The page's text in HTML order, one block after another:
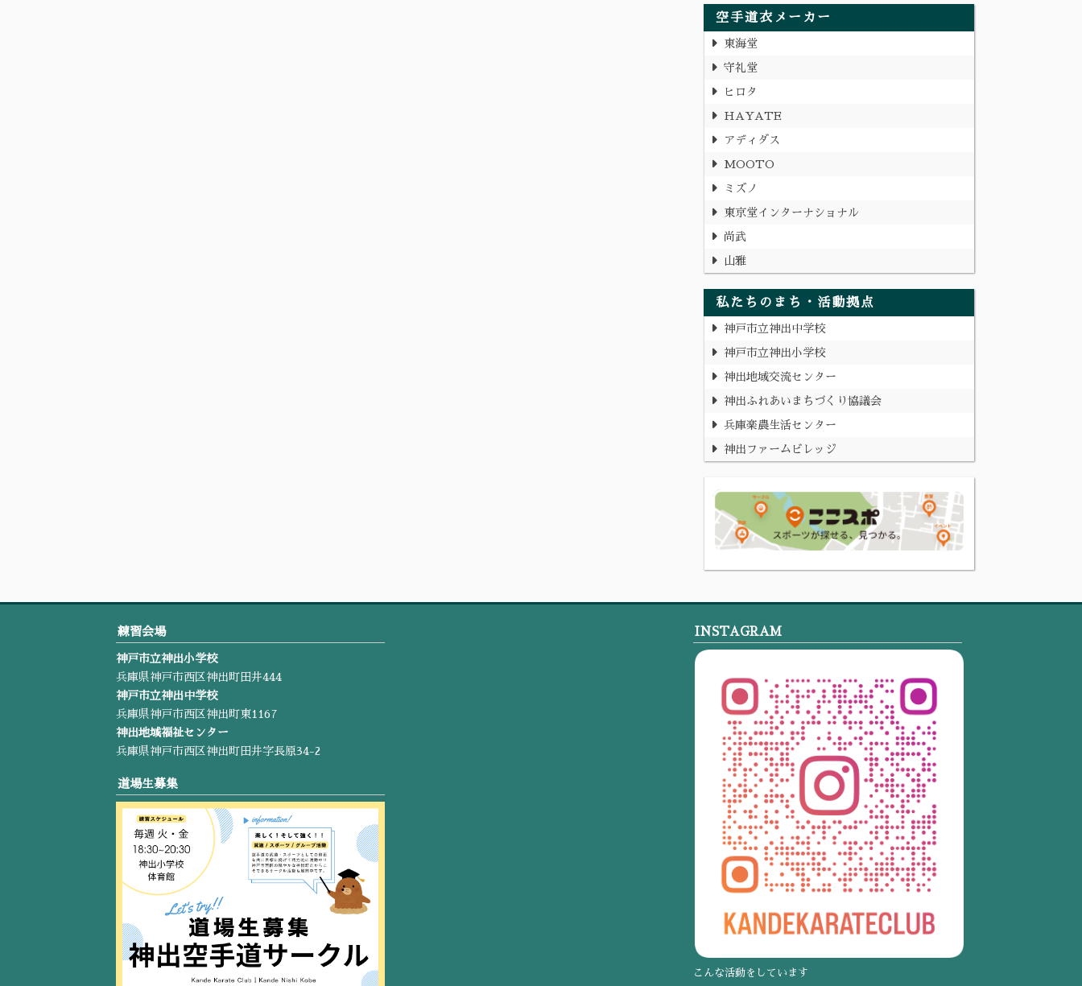
空手道衣メーカー
東海堂
守礼堂
ヒロタ
HAYATE
アディダス
MOOTO
ミズノ
東京堂インターナショナル
尚武
山雅
私たちのまち・活動拠点
神戸市立神出中学校
神戸市立神出小学校
神出地域交流センター
神出ふれあいまちづくり協議会
兵庫楽農生活センター
神出ファームビレッジ
練習会場
神戸市立神出小学校
兵庫県神戸市西区神出町田井444
神戸市立神出中学校
兵庫県神戸市西区神出町東1167
神出地域福祉センター
兵庫県神戸市西区神出町田井字長原34-2
道場生募集
INSTAGRAM
こんな活動をしています